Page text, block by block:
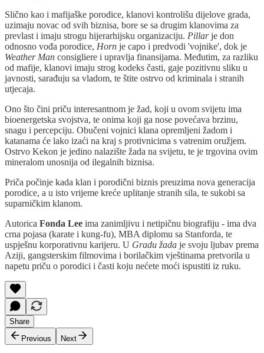
Slično kao i mafijaške porodice, klanovi kontrolišu dijelove grada,
uzimaju novac od svih biznisa, bore se sa drugim klanovima za
prevlast i imaju strogu hijerarhijsku organizaciju. Pillarje don
odnosno vođa porodice, Horn je capo i predvodi 'vojnike', dok je
Weather Man consigliere i upravlja finansijama. Međutim, za razliku
od mafije, klanovi imaju strog kodeks časti, gaje pozitivnu sliku u
javnosti, sarađuju sa vladom, te štite ostrvo od kriminala i stranih
utjecaja.
Ono što čini priču interesantnom je žad, koji u ovom svijetu ima
bioenergetska svojstva, te onima koji ga nose povećava brzinu,
snagu i percepciju. Obučeni vojnici klana opremljeni žadom i
katanama će lako izaći na kraj s protivnicima s vatrenim oružjem.
Ostrvo Kekon je jedino nalazište žada na svijetu, te je trgovina ovim
mineralom unosnija od ilegalnih biznisa.
Priča počinje kada klan i porodični biznis preuzima nova generacija
porodice, a u isto vrijeme kreće uplitanje stranih sila, te sukobi sa
suparničkim klanom.
Autorica Fonda Lee ima zanimljivu i netipičnu biografiju - ima dva
crna pojasa (karate i kung-fu), MBA diplomu sa Stanforda, te
uspješnu korporativnu karijeru. U Gradu žada je svoju ljubav prema
Aziji, gangsterskim filmovima i borilačkim vještinama pretvorila u
napetu priču o porodici i časti koju nećete moći ispustiti iz ruku.
Share
Previous
Next